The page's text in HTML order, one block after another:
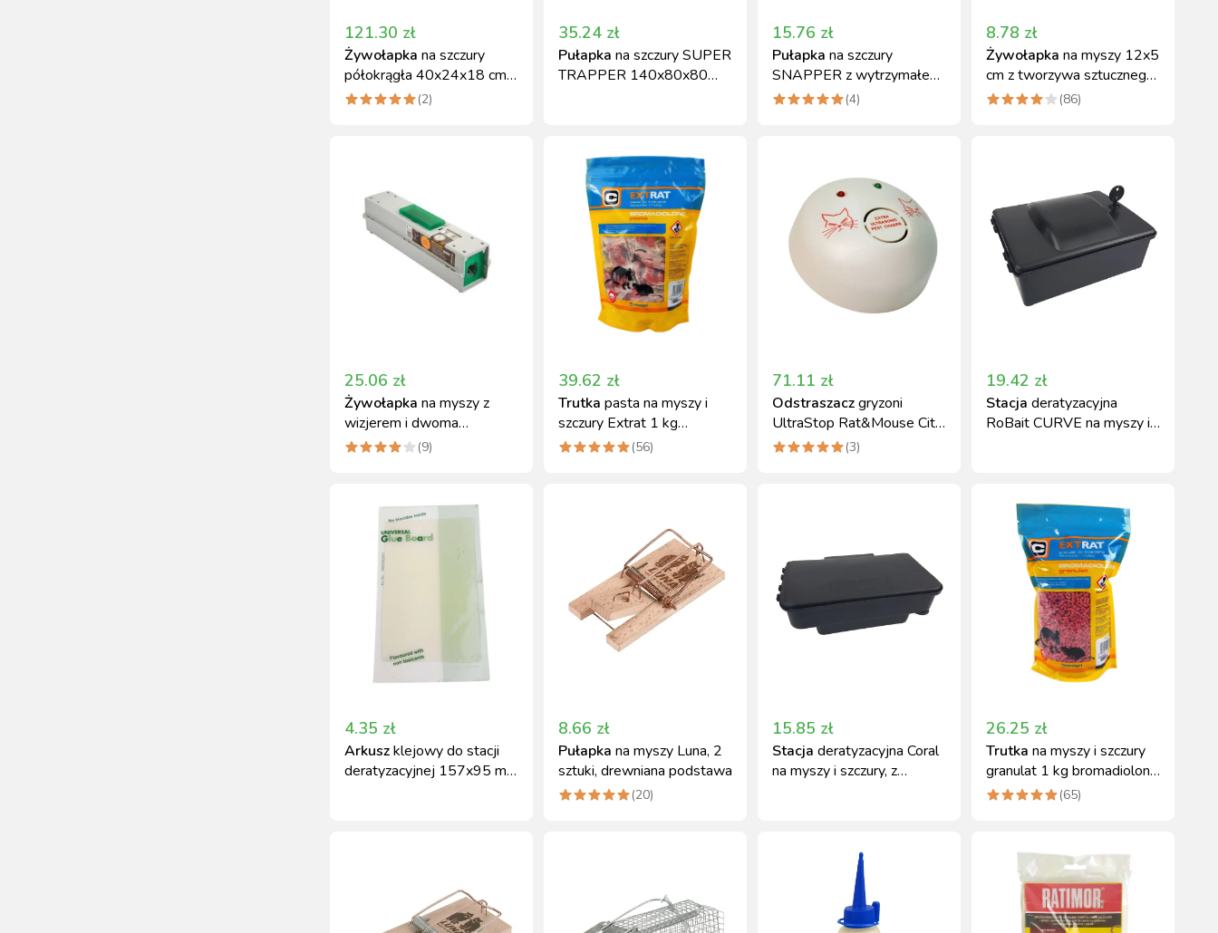
121.30 zł
Żywołapka na szczury
półokrągła 40x24x18 cm z
klapką zatrzaskową
(2)
35.24 zł
Pułapka na szczury SUPER
TRAPPER 140x80x80
15.76 zł
Pułapka na szczury
SNAPPER z wytrzymałego
tworzywa 14x7,5 cm
(4)
8.78 zł
Żywołapka na myszy 12x5
cm z tworzywa sztucznego
NOVITAL
(86)
25.06 zł
Żywołapka na myszy z
wizjerem i dwoma
wejściami, ekologiczna
(9)
39.62 zł
Trutka pasta na myszy i
szczury Extrat 1 kg
bromadiolon(56)
71.11 zł
Odstraszaczgryzoni
UltraStop Rat&Mouse Cit,
ultradźwiękowy,
(3)
19.42 zł
Stacja deratyzacyjna
RoBait CURVE na myszy i
4.35 zł
Arkuszklejowy do stacji
deratyzacyjnej 157x95 mm
8.66 zł
Pułapka na myszy Luna, 2
sztuki, drewniana podstawa
(20)
15.85 zł
Stacja deratyzacyjna Coral
na myszy i szczury, z
26.25 zł
Trutka na myszy i szczury
granulat 1 kg bromadiolon
Extrat
(65)